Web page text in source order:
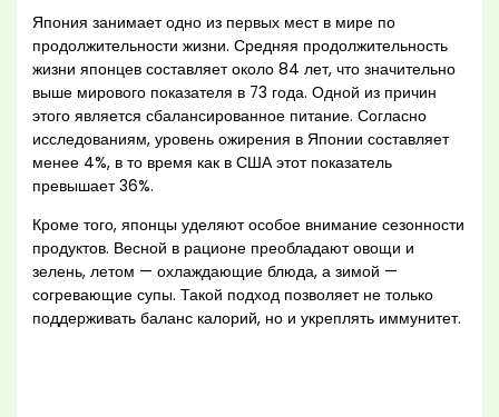
Япония занимает одно из первых мест в мире по
продолжительности жизни. Средняя продолжительность
жизни японцев составляет около 84 лет, что значительно
выше мирового показателя в 73 года. Одной из причин
этого является сбалансированное питание. Согласно
исследованиям, уровень ожирения в Японии составляет
менее 4%, в то время как в США этот показатель
превышает 36%.
Кроме того, японцы уделяют особое внимание сезонности
продуктов. Весной в рационе преобладают овощи и
зелень, летом — охлаждающие блюда, а зимой —
согревающие супы. Такой подход позволяет не только
поддерживать баланс калорий, но и укреплять иммунитет.